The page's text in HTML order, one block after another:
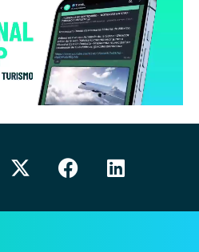
@tres60travel · 6 Ago
su promoción
y apuesta por el